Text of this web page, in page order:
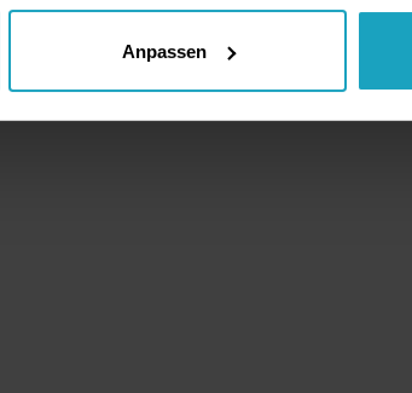
Anpassen